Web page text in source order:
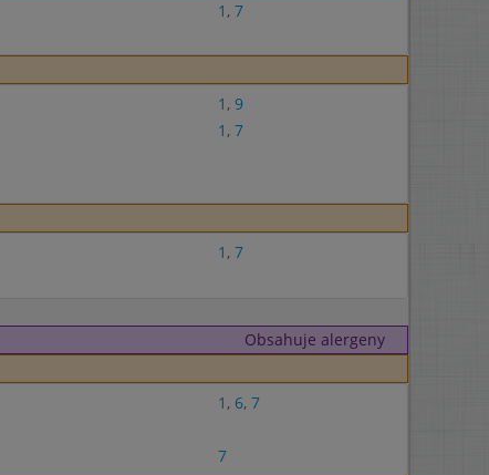
1 , 7
1 , 9
1 , 7
1 , 7
Obsahuje alergeny
1 , 6, 7
7